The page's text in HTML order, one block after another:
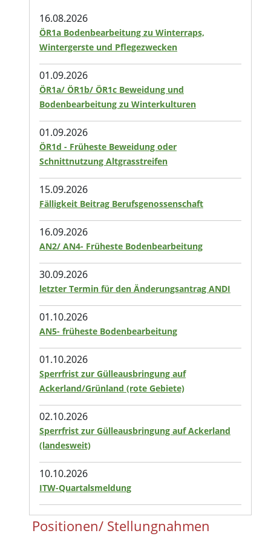
16.08.2026
ÖR1a Bodenbearbeitung zu Winterraps,
Wintergerste und Pflegezwecken
01.09.2026
ÖR1a/ ÖR1b/ ÖR1c Beweidung und
Bodenbearbeitung zu Winterkulturen
01.09.2026
ÖR1d - Früheste Beweidung oder
Schnittnutzung Altgrasstreifen
15.09.2026
Fälligkeit Beitrag Berufsgenossenschaft
16.09.2026
AN2/ AN4- Früheste Bodenbearbeitung
30.09.2026
letzter Termin für den Änderungsantrag ANDI
01.10.2026
AN5- früheste Bodenbearbeitung
01.10.2026
Sperrfrist zur Gülleausbringung auf
Ackerland/Grünland (rote Gebiete)
02.10.2026
Sperrfrist zur Gülleausbringung auf Ackerland
(landesweit)
10.10.2026
ITW-Quartalsmeldung
Positionen/ Stellungnahmen